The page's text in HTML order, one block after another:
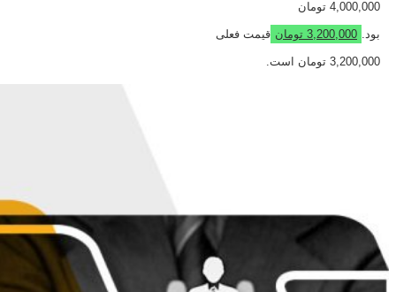
4,000,000 تومان
بود. 3,200,000 تومان قیمت فعلی
3,200,000 تومان است.